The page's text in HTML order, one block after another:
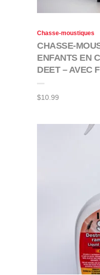
Chasse-moustiques
CHASSE-
ENFANTS EN
DEET – AVEC
$10.99